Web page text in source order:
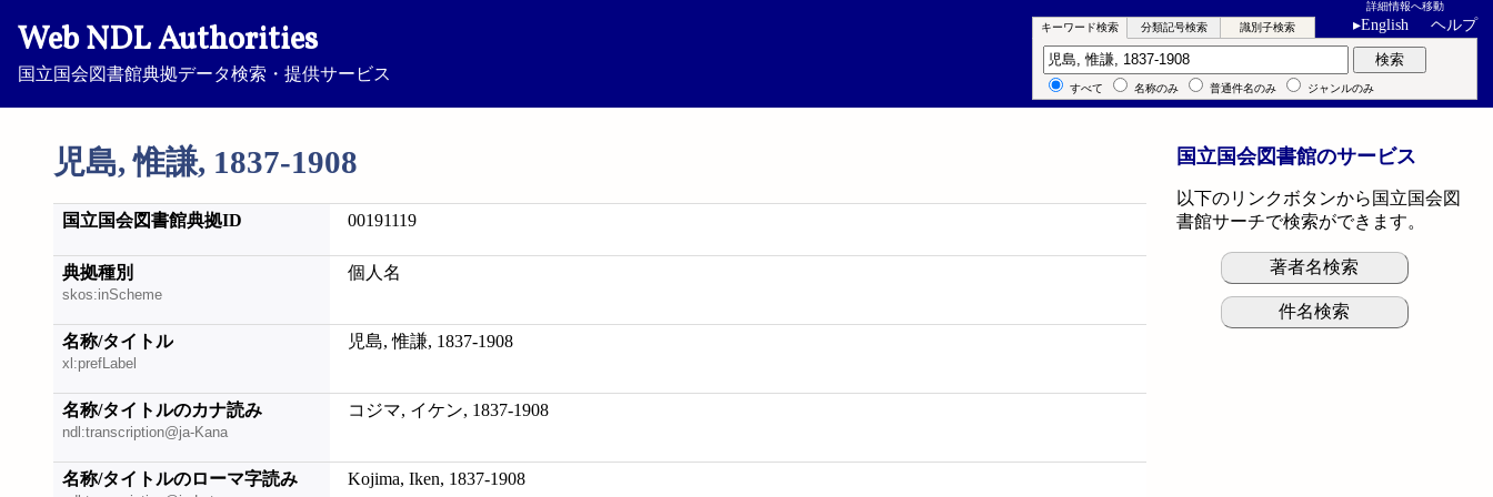
Web NDL Authorities
国立国会図書館典拠データ検索・提供サービス
詳細情報へ移動
▸English ヘルプ
児島, 惟謙, 1837-1908
キーワード検索 分類記号検索 識別子検索
キーワード検索 検索
すべて 名称のみ 普通件名のみ ジャンルのみ
国立国会図書館典拠ID 00191119
典拠種別
skos:inScheme
個人名
名称/タイトル
xl:prefLabel
児島, 惟謙, 1837-1908
名称/タイトルのカナ読み
ndl:transcription@ja-Kana
コジマ, イケン, 1837-1908
名称/タイトルのローマ字読み Kojima, Iken, 1837-1908
国立国会図書館のサービス
以下のリンクボタンから国立国会図
書館サーチで検索ができます。
著者名検索
件名検索